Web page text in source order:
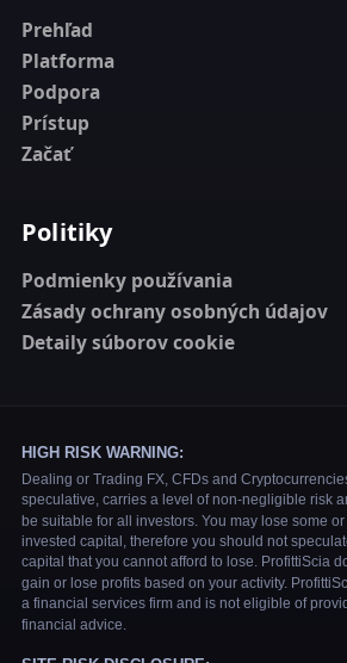
Prehľad
Platforma
Podpora
Prístup
Začať
Politiky
Podmienky používania
Zásady ochrany osobných údajov
Detaily súborov cookie